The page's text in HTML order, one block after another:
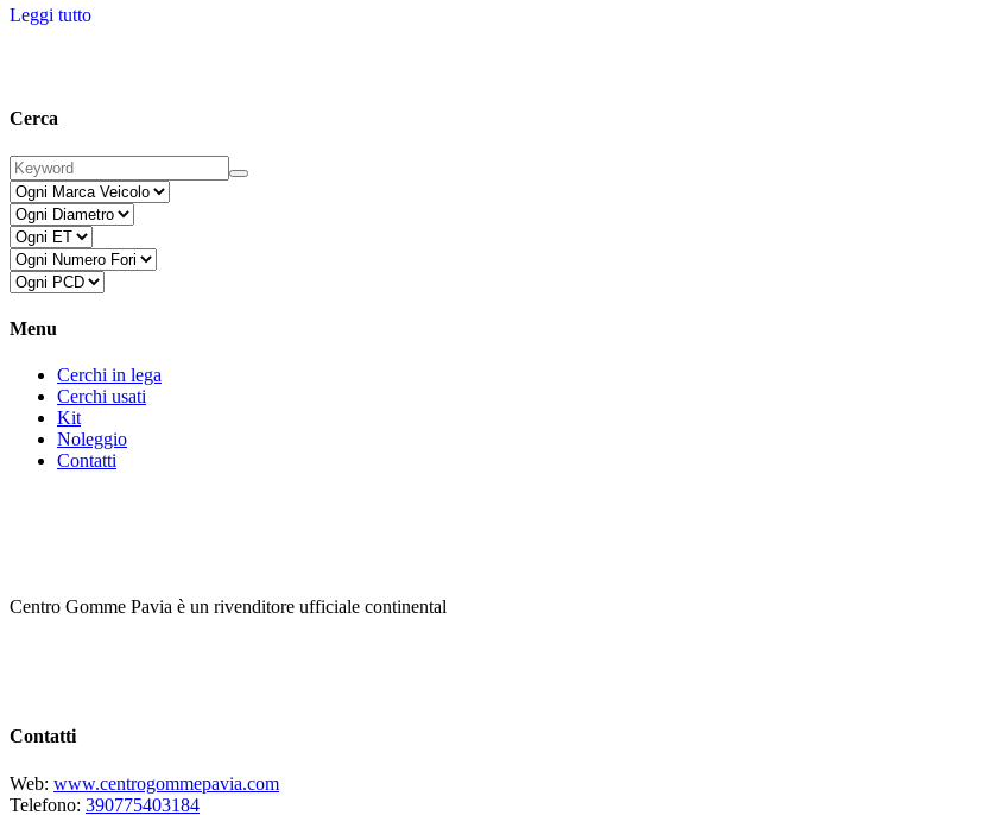
Leggi tutto
Cerca
Menu
Cerchi in lega
Cerchi usati
Kit
Noleggio
Contatti
Centro Gomme Pavia è un rivenditore ufficiale continental
Contatti
Web: www.centrogommepavia.com
Telefono: 390775403184